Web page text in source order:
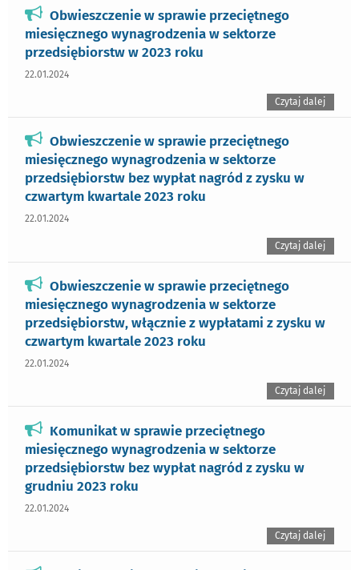
Obwieszczenie w sprawie przeciętnego
miesięcznego wynagrodzenia w sektorze
przedsiębiorstw w 2023 roku
22.01.2024
Czytaj dalej
Obwieszczenie w sprawie przeciętnego
miesięcznego wynagrodzenia w sektorze
przedsiębiorstw bez wypłat nagród z zysku w
czwartym kwartale 2023 roku
22.01.2024
Czytaj dalej
Obwieszczenie w sprawie przeciętnego
miesięcznego wynagrodzenia w sektorze
przedsiębiorstw, włącznie z wypłatami z zysku w
czwartym kwartale 2023 roku
22.01.2024
Czytaj dalej
Komunikat w sprawie przeciętnego
miesięcznego wynagrodzenia w sektorze
przedsiębiorstw bez wypłat nagród z zysku w
grudniu 2023 roku
22.01.2024
Czytaj dalej